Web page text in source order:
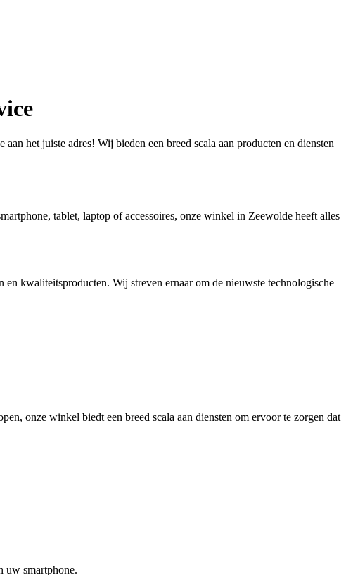
het juiste adres! Wij bieden een breed scala aan producten en diensten
tablet, laptop of accessoires, onze winkel in Zeewolde heeft alles
kwaliteitsproducten. Wij streven ernaar om de nieuwste technologische
onze winkel biedt een breed scala aan diensten om ervoor te zorgen dat
uw smartphone.